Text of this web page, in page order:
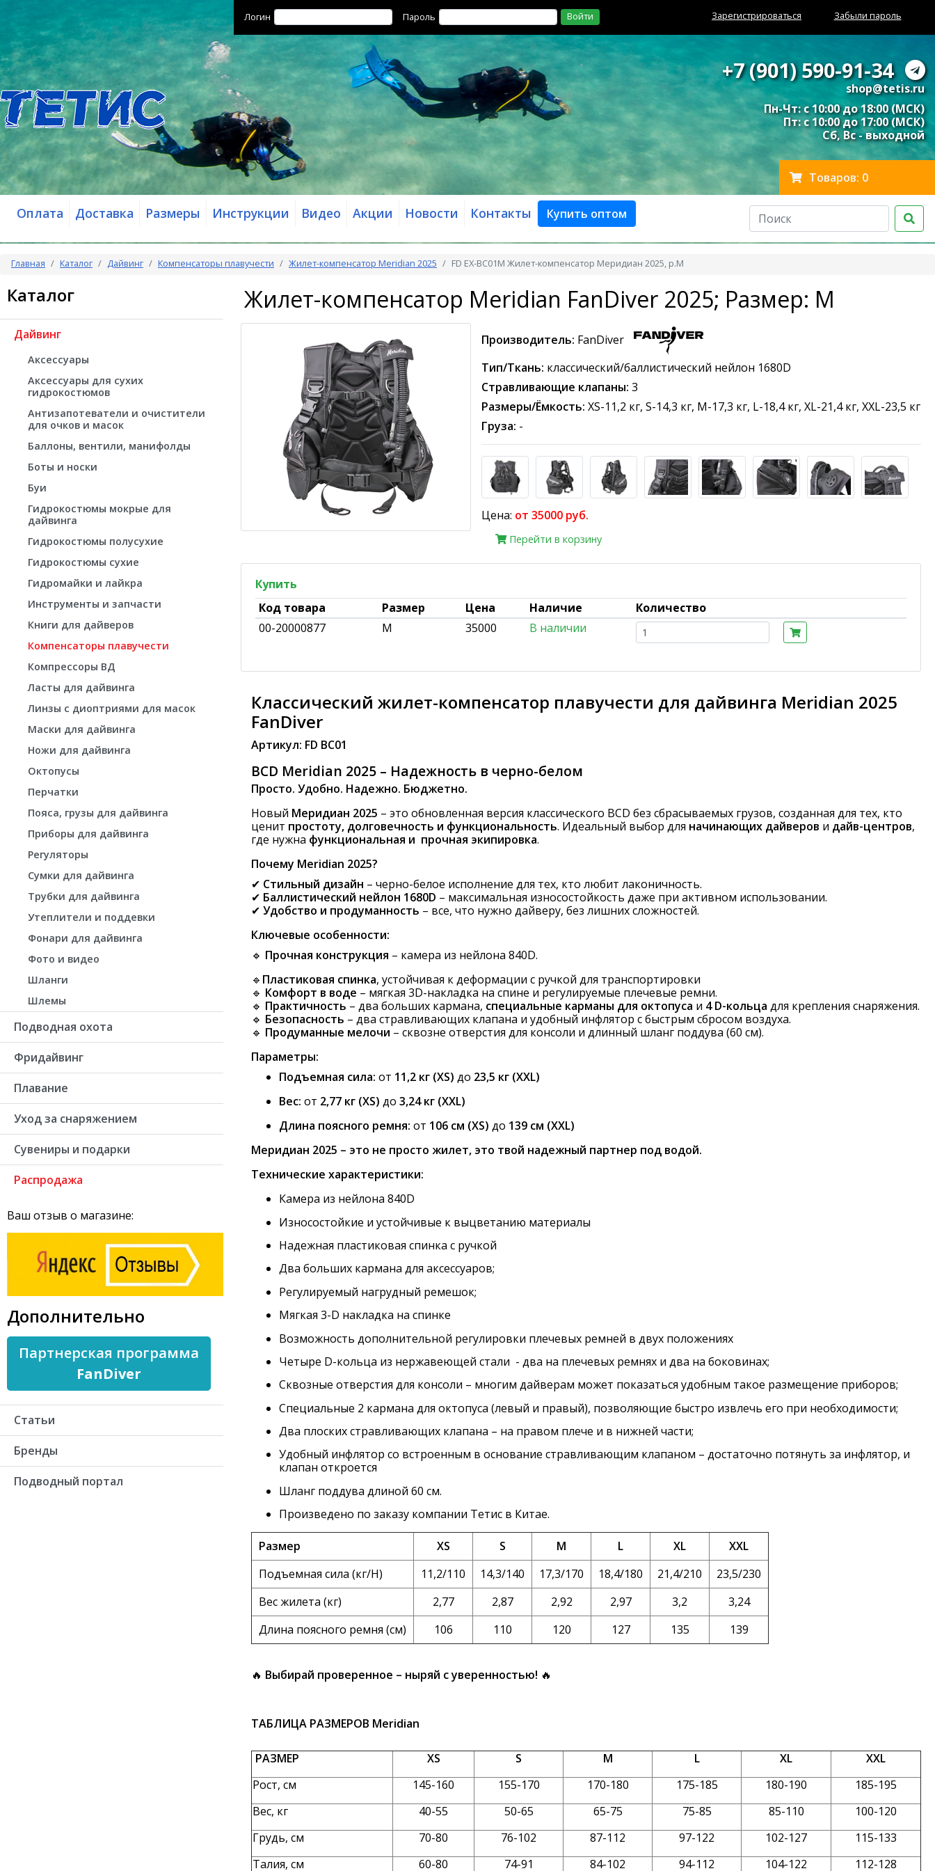
Логин Пароль Войти Зарегистрироваться Забыли пароль
+7 (901) 590-91-34
shop@tetis.ru
Пн-Чт: с 10:00 до 18:00 (МСК)
Пт: с 10:00 до 17:00 (МСК)
Сб, Вс - выходной
Товаров: 0
Оплата Доставка Размеры Инструкции Видео Акции Новости Контакты Купить оптом
Главная Каталог Дайвинг Компенсаторы плавучести Жилет-компенсатор Meridian 2025 FD EX-BC01M Жилет-компенсатор Меридиан 2025, р.M
Каталог
Дайвинг
Аксессуары
Аксессуары для сухих
гидрокостюмов
Антизапотеватели и очистители
для очков и масок
Баллоны, вентили, манифолды
Боты и носки
Буи
Гидрокостюмы мокрые для
дайвинга
Гидрокостюмы полусухие
Гидрокостюмы сухие
Гидромайки и лайкра
Инструменты и запчасти
Книги для дайверов
Компенсаторы плавучести
Компрессоры ВД
Ласты для дайвинга
Линзы с диоптриями для масок
Маски для дайвинга
Ножи для дайвинга
Октопусы
Перчатки
Пояса, грузы для дайвинга
Приборы для дайвинга
Регуляторы
Сумки для дайвинга
Трубки для дайвинга
Утеплители и поддевки
Фонари для дайвинга
Фото и видео
Шланги
Шлемы
Подводная охота
Фридайвинг
Плавание
Уход за снаряжением
Сувениры и подарки
Распродажа
Ваш отзыв о магазине:
Дополнительно
Партнерская программа
FanDiver
Статьи
Бренды
Подводный портал
Жилет-компенсатор Meridian FanDiver 2025; Размер: M
Производитель: FanDiver
Тип/Ткань: классический/баллистический нейлон 1680D
Стравливающие клапаны: 3
Размеры/Ёмкость: XS-11,2 кг, S-14,3 кг, M-17,3 кг, L-18,4 кг, XL-21,4 кг, XXL-23,5 кг
Груза: -
Цена: от 35000 руб.
Перейти в корзину
Купить
Код товара
Размер Цена Наличие
Количество
00-20000877
M 35000 В наличии
Классический жилет-компенсатор плавучести для дайвинга Meridian 2025
FanDiver
Артикул: FD BC01
BCD Meridian 2025 – Надежность в черно-белом
Просто. Удобно. Надежно. Бюджетно.
Новый Mеридиан 2025 – это обновленная версия классического BCD без сбрасываемых грузов, созданная для тех, кто
ценит простоту, долговечность и функциональность. Идеальный выбор для начинающих дайверов и дайв-центров,
где нужна функциональная и прочная экипировка.
Почему Meridian 2025?
✔ Стильный дизайн – черно-белое исполнение для тех, кто любит лаконичность.
✔ Баллистический нейлон 1680D – максимальная износостойкость даже при активном использовании.
✔ Удобство и продуманность – все, что нужно дайверу, без лишних сложностей.
Ключевые особенности:
🔹 Прочная конструкция – камера из нейлона 840D.
🔹 Пластиковая спинка, устойчивая к деформации с ручкой для транспортировки
🔹 Комфорт в воде – мягкая 3D-накладка на спине и регулируемые плечевые ремни.
🔹 Практичность – два больших кармана, специальные карманы для октопуса и 4 D-кольца для крепления снаряжения.
🔹 Безопасность – два стравливающих клапана и удобный инфлятор с быстрым сбросом воздуха.
🔹 Продуманные мелочи – сквозне отверстия для консоли и длинный шланг поддува (60 см).
Параметры:
Подъемная сила: от 11,2 кг (XS) до 23,5 кг (XXL)
Вес: от 2,77 кг (XS) до 3,24 кг (XXL)
Длина поясного ремня: от 106 см (XS) до 139 см (XXL)
Mеридиан 2025 – это не просто жилет, это твой надежный партнер под водой.
Технические характеристики:
Камера из нейлона 840D
Износостойкие и устойчивые к выцветанию материалы
Надежная пластиковая спинка с ручкой
Два больших кармана для аксессуаров;
Регулируемый нагрудный ремешок;
Мягкая 3-D накладка на спинке
Возможность дополнительной регулировки плечевых ремней в двух положениях
Четыре D-кольца из нержавеющей стали - два на плечевых ремнях и два на боковинах;
Сквозные отверстия для консоли – многим дай­верам может показаться удобным такое разме­щение приборов;
Специальные 2 кармана для октопуса (левый и правый), позволяю­щие быстро извлечь его при необходимости;
Два плоских стравливающих клапана – на правом плече и в нижней части;
Удобный инфлятор со встроенным в основание стравливающим клапаном – достаточно потянуть за инфлятор, и
клапан откроется
Шланг поддува длиной 60 см.
Произведено по заказу компании Тетис в Китае.
Размер XS S M L XL
XXL
Подъемная сила (кг/Н)
11,2/110 14,3/140 17,3/170 18,4/180 21,4/210
23,5/230
Вес жилета (кг)
2,77 2,87 2,92 2,97 3,2
3,24
Длина поясного ремня (см)
106 110 120 127 135 139
🔥 Выбирай проверенное – ныряй с уверенностью! 🔥
ТАБЛИЦА РАЗМЕРОВ Meridian
РАЗМЕР XS S M L XL
XXL
Рост, см
145-160 155-170 170-180 175-185 180-190
185-195
Вес, кг
40-55 50-65 65-75 75-85 85-110
100-120
Грудь, см
70-80 76-102 87-112 97-122 102-127
115-133
Талия, см
60-80 74-91 84-102 94-112 104-122 112-128